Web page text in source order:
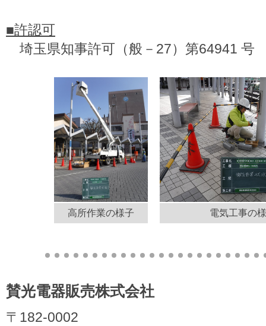
■許認可
埼玉県知事許可（般－ 27）第64941 号
高所作業の様子 電気工事の
賛光電器販売株式会社
〒182-0002